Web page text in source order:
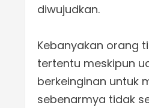
diwujudkan.
Kebanyakan orang
tertentu meskipun
berkeinginan untuk
sebenarmya tidak